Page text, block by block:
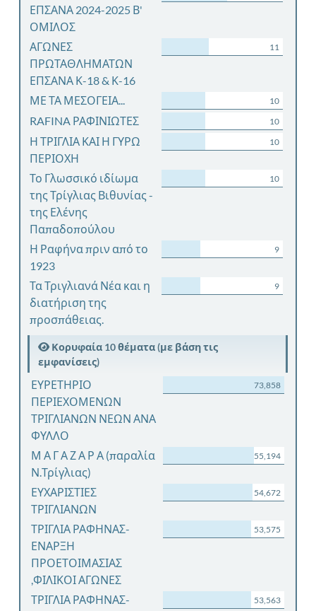
ΕΠΣΑΝΑ 2024-2025 Β'
ΟΜΙΛΟΣ
ΑΓΩΝΕΣ
ΠΡΩΤΑΘΛΗΜΑΤΩΝ
ΕΠΣΑΝΑ Κ-18 & Κ-16
11
ΜΕ ΤΑ ΜΕΣΟΓΕΙΑ... 10
RAFINA ΡΑΦΙΝΙΩΤΕΣ 10
Η ΤΡΙΓΛΙΑ ΚΑΙ Η ΓΥΡΩ
ΠΕΡΙΟΧΗ
10
Το Γλωσσικό ιδίωμα
της Τρίγλιας Βιθυνίας -
της Ελένης
Παπαδοπούλου
10
Η Ραφήνα πριν από το
1923
9
Τα Τριγλιανά Νέα και η
διατήριση της
προσπάθειας.
9
Κορυφαία 10 θέματα (με βάση τις
εμφανίσεις)
ΕΥΡΕΤΗΡΙΟ
ΠΕΡΙΕΧΟΜΕΝΩΝ
ΤΡΙΓΛΙΑΝΩΝ ΝΕΩΝ ΑΝΑ
ΦΥΛΛΟ
73,858
Μ Α Γ Α Ζ Α Ρ Α (παραλία
Ν.Τρίγλιας)
55,194
ΕΥΧΑΡΙΣΤΙΕΣ
ΤΡΙΓΛΙΑΝΩΝ
54,672
ΤΡΙΓΛΙΑ ΡΑΦΗΝΑΣ-
ΕΝΑΡΞΗ
ΠΡΟΕΤΟΙΜΑΣΙΑΣ
,ΦΙΛΙΚΟΙ ΑΓΩΝΕΣ
53,575
ΤΡΙΓΛΙΑ ΡΑΦΗΝΑΣ-
53,563